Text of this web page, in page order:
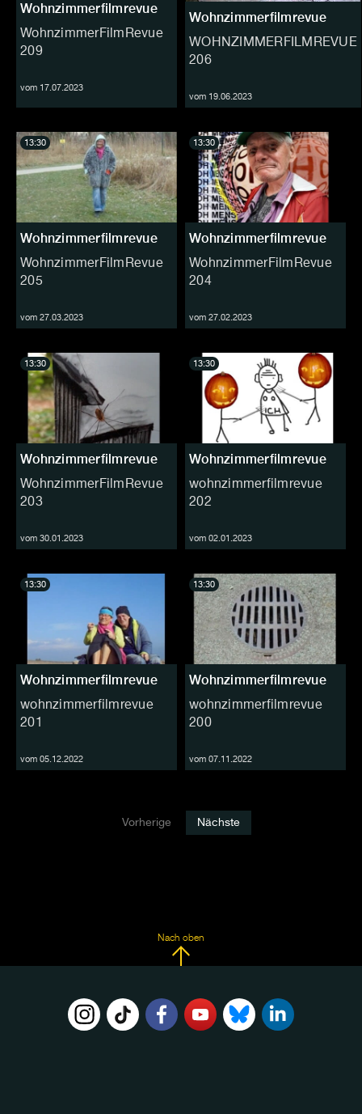
Wohnzimmerfilmrevue
WohnzimmerFilmRevue
209
vom 17.07.2023
Wohnzimmerfilmrevue
WOHNZIMMERFILMREVUE
206
vom 19.06.2023
Wohnzimmerfilmrevue
WohnzimmerFilmRevue
205
vom 27.03.2023
13:30
Wohnzimmerfilmrevue
WohnzimmerFilmRevue
204
vom 27.02.2023
13:30
Wohnzimmerfilmrevue
WohnzimmerFilmRevue
203
vom 30.01.2023
13:30
Wohnzimmerfilmrevue
wohnzimmerfilmrevue
202
vom 02.01.2023
13:30
Wohnzimmerfilmrevue
wohnzimmerfilmrevue
201
vom 05.12.2022
13:30
Wohnzimmerfilmrevue
wohnzimmerfilmrevue
200
vom 07.11.2022
13:30
Vorherige Nächste
Nach oben